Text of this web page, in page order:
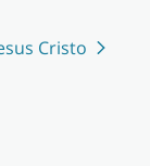
Cristo